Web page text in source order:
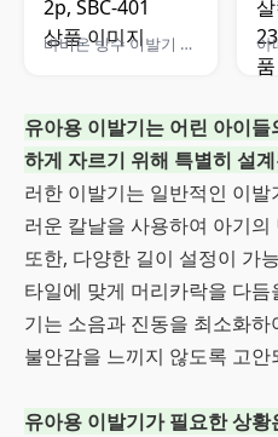
바비온 방수 이발기 SBC-401 + 빗살캡 2p, SBC-401
유아용 이발기는 어린 아이
하게 자르기 위해 특별히 설
러한 이발기는 일반적인 이
러운 칼날을 사용하여 아기
또한, 다양한 길이 설정이 가
타일에 맞게 머리카락을 다
기는 소음과 진동을 최소화
불안감을 느끼지 않도록 고안
유아용 이발기가 필요한 상